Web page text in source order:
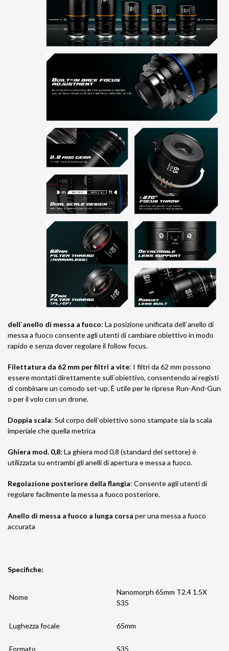
dell`anello di messa a fuoco: La posizione unificata dell`anello di
messa a fuoco consente agli utenti di cambiare obiettivo in modo
rapido e senza dover regolare il follow focus.
Filettatura da 62 mm per filtri a vite: I filtri da 62 mm possono
essere montati direttamente sull`obiettivo, consentendo ai registi
di combinare un comodo set-up. È utile per le riprese Run-And-Gun
o per il volo con un drone.
Doppia scala: Sul corpo dell`obiettivo sono stampate sia la scala
imperiale che quella metrica
Ghiera mod. 0,8: La ghiera mod 0,8 (standard del settore) è
utilizzata su entrambi gli anelli di apertura e messa a fuoco.
Regolazione posteriore della flangia: Consente agli utenti di
regolare facilmente la messa a fuoco posteriore.
Anello di messa a fuoco a lunga corsa per una messa a fuoco
accurata
Specifiche:
Nome
Nanomorph 65mm T2.4 1.5X
S35
Lughezza focale 65mm
Formato S35